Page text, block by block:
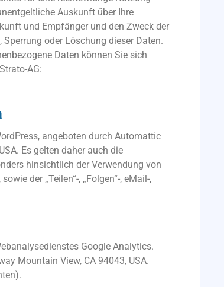
Auskunft über Ihre
und Empfänger und den Zweck der
oder Löschung dieser Daten.
Daten können Sie sich
AG:
angeboten durch Automattic
Es gelten daher auch die
hinsichtlich der Verwendung von
der „Teilen“-, „Folgen“-, eMail-,
Google Analytics.
Mountain View, CA 94043, USA.